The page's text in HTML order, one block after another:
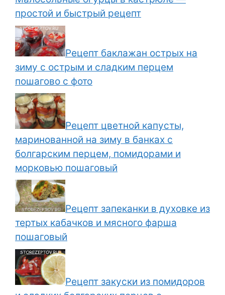
простой и быстрый рецепт
Рецепт баклажан острых на
зиму с острым и сладким перцем
пошагово с фото
Рецепт цветной капусты,
маринованной на зиму в банках с
болгарским перцем, помидорами и
морковью пошаговый
Рецепт запеканки в духовке из
тертых кабачков и мясного фарша
пошаговый
Рецепт закуски из помидоров